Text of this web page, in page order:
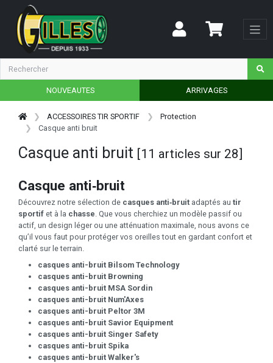
NOUVEAUTES ARRIVAGES
ACCESSOIRES TIR SPORTIF
Protection
Casque anti bruit
Casque anti bruit [11 articles sur 28]
Casque anti‑bruit
Découvrez notre sélection de casques anti‑bruit adaptés au tir
sportif et à la chasse. Que vous cherchiez un modèle passif ou
actif, un design léger ou une atténuation maximale, nous avons ce
qu’il vous faut pour protéger vos oreilles tout en gardant confort et
clarté sur le terrain.
casques anti-bruit Bilsom Technology
casques anti-bruit Browning
casques anti-bruit MSA Sordin
casques anti-bruit Num'Axes
casques anti-bruit Peltor 3M
casques anti-bruit Savior Equipment
casques anti-bruit Singer Safety
casques anti-bruit Spika
casques anti-bruit Walker's